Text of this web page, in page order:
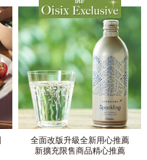
全面改版升級全新用心推薦
新擴充限售商品精心推薦